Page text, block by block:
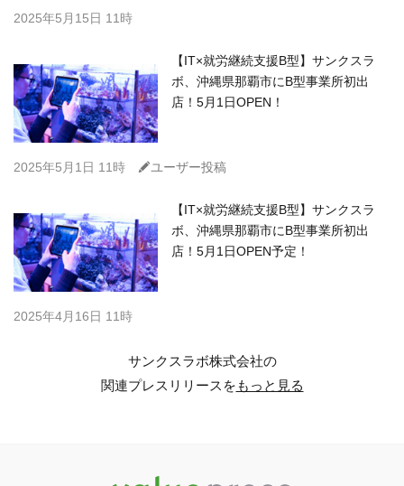
2025年5月15日 11時
【IT×就労継続支援B型】サンクスラ
ボ、沖縄県那覇市にB型事業所初出
店！5月1日OPEN！
2025年5月1日 11時 Cユーザー投稿
【IT×就労継続支援B型】サンクスラ
ボ、沖縄県那覇市にB型事業所初出
店！5月1日OPEN予定！
2025年4月16日 11時
サンクスラボ株式会社の
関連プレスリリースをもっと見る